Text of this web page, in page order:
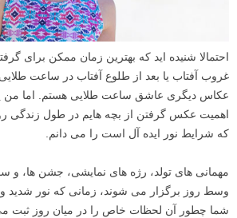
احتمالا شنیده اید که بهترین زمان ممکن برای
غروب آفتاب یا بعد از طلوع آفتاب در ساعت
عکاس دیگری عاشق ساعت طلایی هستم. اما من
اهمیت عکس گرفتن از بچه هایم در طول زندگی
که شرایط نور ایده آل است را می دانم.
مهمانی های تولد، رژه های نمایشی، جشن ها، و
وسط روز برگزار می شوند، زمانی که نور شدید
شما چطور آن لحظات خاص را در میان روز ثبت